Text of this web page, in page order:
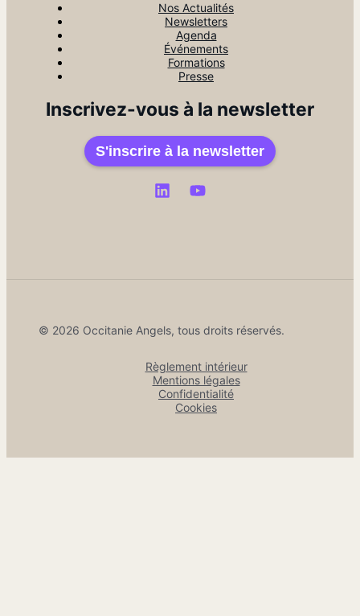
Nos Actualités
Newsletters
Agenda
Événements
Formations
Presse
Inscrivez-vous à la newsletter
S'inscrire à la newsletter
© 2026 Occitanie Angels, tous droits réservés.
Règlement intérieur
Mentions légales
Confidentialité
Cookies